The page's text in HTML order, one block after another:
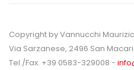
Copyright by Vannucchi
Via Sarzanese, 2496 San
Tel./Fax. +39 0583-329008 -